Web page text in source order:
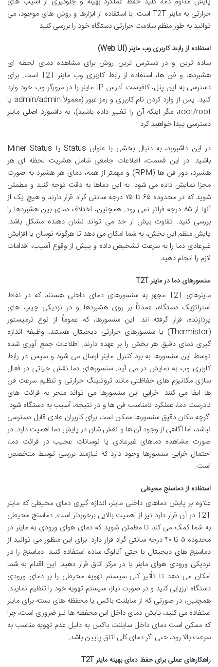
حرارتی به ماینر T2T است. با استفاده از ابزارها و روش های موجود، می
توانید به طور منظم سلامت حرارتی دستگاه خود را بررسی کنید.
استفاده از رابط کاربری وب ماینر (Web UI)
ساده ترین و در دسترس ترین روش برای مشاهده دمای لحظه ای
هشبردها و فن ها، استفاده از رابط کاربری وب ماینر T2T است. برای
دسترسی به این پنل، کافیست آدرس IP ماینر را در مرورگر وب خود وارد
کنید. پس از وارد کردن نام کاربری و رمز عبور (معمولاً admin/admin یا
root/root، مگر اینکه آن را تغییر داده باشید)، به داشبورد اصلی ماینر
دسترسی پیدا خواهید کرد.
در این داشبورد، به دنبال بخشی با عنوان Status یا Miner Status
باشید. در این قسمت، اطلاعات جامعی شامل هشریت لحظه ای هر
هشبرد، دور فن ها (RPM) و مهمتر از همه، دمای هر هشبرد به صورت
مجزا نمایش داده می شود. به این دماها به دقت توجه کنید و مطمئن
شوید که در محدوده ۶۵ تا ۷۵ درجه سانتی گراد قرار دارند و هیچ یک از
آنها از ۸۵ درجه فراتر نمی رود. همچنین، اختلاف دمای بین هشبردها را
بررسی کنید. تفاوت بیش از حد می تواند نشان دهنده مشکل باشد.
پایش منظم این بخش، به شما امکان می دهد تا هرگونه نوسان یا افزایش
غیرعادی دما را به سرعت تشخیص داده و پیش از وقوع آسیب، اقدامات
لازم را انجام دهید.
سنسورهای دما در ماینر T2T
ماینرهای T2T مجهز به سنسورهای دمای داخلی هستند که در نقاط
استراتژیک دستگاه، عمدتاً بر روی هشبردها و در نزدیکی چیپ های
پردازنده، قرار گرفته اند. این سنسورها، که عموماً از نوع ترمیستور
(Thermistor) یا سنسورهای حرارتی دیجیتال هستند، وظیفه اندازه
گیری دمای دقیق هر بخش را بر عهده دارند. اطلاعات جمع آوری شده
توسط این سنسورها به برد کنترل ماینر ارسال می شود و سپس در رابط
کاربری وب به نمایش در می آید. سنسورهای دما نقش حیاتی در فعال
سازی مکانیزم های حفاظتی مانند تروتلینگ حرارتی و تنظیم سرعت فن
ها ایفا می کنند. خرابی این سنسورها می تواند منجر به قرائت های
نادرست دما، عملکرد نامناسب فن ها و در نتیجه، آسیب به دستگاه شود.
اگرچه مکان دقیق سنسورها ممکن است برای کاربران عادی قابل دسترسی
نباشد، اما آگاهی از وجود آن ها و نقش شان در پایش دما اهمیت دارد. در
صورت مشاهده دماهای غیرعادی یا نوسانات عجیب در قرائت دما،
احتمال خرابی سنسورها وجود دارد که نیازمند بررسی توسط متخصص
است.
استفاده از دماسنج محیطی
علاوه بر پایش دماهای داخلی ماینر، اندازه گیری دمای محیطی که ماینر
T2T در آن قرار دارد نیز از اهمیت بالایی برخوردار است. دماسنج محیطی
به شما کمک می کند تا مطمئن شوید که دمای هوای ورودی به ماینر در
محدوده ۵ تا ۴۰ درجه سانتی گراد قرار دارد. برای این منظور می توانید از
دماسنج های دیجیتال یا حتی آنالوگ ساده استفاده کنید. دماسنج را در
نزدیکی ورودی هوای ماینر یا در مرکز اتاق قرار دهید. این اقدام به شما
امکان می دهد تا تأثیر کلی سیستم تهویه محیطی را بر دمای ورودی
دستگاه ارزیابی کنید و در صورت نیاز، سیستم تهویه خود را تنظیم نمایید.
همچنین، در صورتی که از سایلنت باکس یا محفظه های بسته برای ماینر
استفاده می کنید، پایش دمای داخل این محفظه ها نیز ضروری است، چرا
که ممکن است دمای داخل سایلنت باکس به دلیل عدم تهویه مناسب به
سرعت بالا رود، حتی اگر دمای کلی اتاق پایین باشد.
راهکارهای عملی برای حفظ دمای بهینه ماینر T2T